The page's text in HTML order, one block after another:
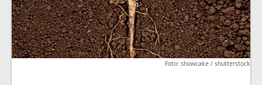
Foto: showcake / shutterstock